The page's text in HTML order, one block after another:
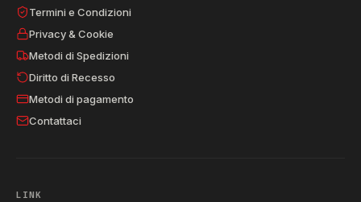
Termini e Condizioni
Privacy & Cookie
Metodi di Spedizioni
Diritto di Recesso
Metodi di pagamento
Contattaci
LINK